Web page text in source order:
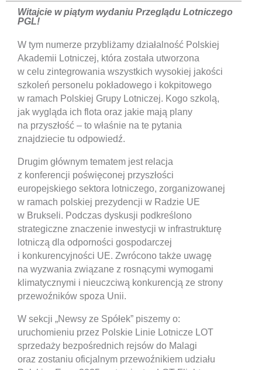
Witajcie w piątym wydaniu Przeglądu Lotniczego
PGL!
W tym numerze przybliżamy działalność Polskiej
Akademii Lotniczej, która została utworzona
w celu zintegrowania wszystkich wysokiej jakości
szkoleń personelu pokładowego i kokpitowego
w ramach Polskiej Grupy Lotniczej. Kogo szkolą,
jak wygląda ich flota oraz jakie mają plany
na przyszłość – to właśnie na te pytania
znajdziecie tu odpowiedź.
Drugim głównym tematem jest relacja
z konferencji poświęconej przyszłości
europejskiego sektora lotniczego, zorganizowanej
w ramach polskiej prezydencji w Radzie UE
w Brukseli. Podczas dyskusji podkreślono
strategiczne znaczenie inwestycji w infrastrukturę
lotniczą dla odporności gospodarczej
i konkurencyjności UE. Zwrócono także uwagę
na wyzwania związane z rosnącymi wymogami
klimatycznymi i nieuczciwą konkurencją ze strony
przewoźników spoza Unii.
W sekcji „Newsy ze Spółek” piszemy o:
uruchomieniu przez Polskie Linie Lotnicze LOT
sprzedaży bezpośrednich rejsów do Malagi
oraz zostaniu oficjalnym przewoźnikiem udziału